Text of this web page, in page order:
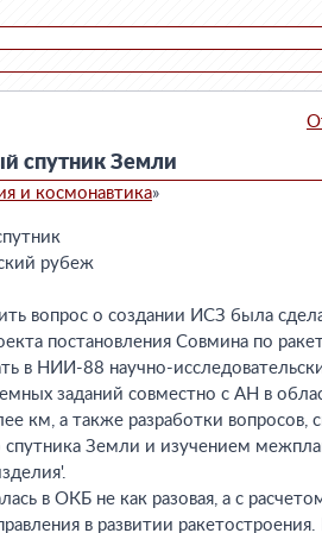
спутник Земли
и космонавтика»
осуществить первый пуск спутника как можно быстрее, накладывало жесткие
ограничения на техническую оснащенность эксперимента. Требовалось, прежде
всего обеспечить минимальные доработки конструкции ракеты Р-7. На этом
этапе третья дополнительная ступень исключалась полностью. Приходилось
использовать имеющуюся тяжелую и энергоемкую систему телеизмерений,
применять электрохимические источники тока, резко ограничивающие
продолжительность работы аппаратуры. К сожалению не приходилось
рассчитывать на специально создаваемые пункты наблюдения, а ограничиваться
средствами, предназначенными для ракеты Р-7. Из-за таких вынужденных
ограничений приходилось рассчитывать всего на 7-10 суток полезной работы
спутника при теоретическом времени существования 2-12 недель, ограничить
объем получаемой информации и не надеяться на достаточную точность
измерений орбиты.
      Такой, заранее ограниченный подход оправдывался тем, что объект Д был
только предпосылкой для разработки объекта ОД, снабженного системой
ориентации, сбрасываемой кассетой для доставки результатов с орбиты на
Землю, легкой малогабаритной аппаратурой, а также солнечной батареей в
качестве источника энергии. С.П. Королев пользовался каждым случаем, чтобы
подчеркнуть перспективный характер начатых работ по созданию ИСЗ, и в
докладе на защите эскизного проекта отмечал: 'Несомненно, что работы по
созданию первого искусственного спутника Земли являются важным шагом на
пути проникновения человека во Вселенную, и несомненно, что мы вступаем, в
новую область работ по ракетной технике, связанную с созданием межпланетных
ракет'.
      Исходными моментами, определившими объем доработок ракеты Р-7, были
заданные вес аппарата и параметры орбиты - высота 200 км, обеспечивающей
достаточно длительное существование спутника.
      Актуальность разработки ИСЗ становилась все более очевидной. 24 июля
1956 г. состоялось совещание Главных конструкторов, на котором Королев
сообщил о международной конференции по спутнику, которая должна была
со